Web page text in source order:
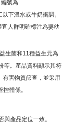
號為
下溫水或牛奶衝調。
人群明確標注為嬰幼
生菌和11種益生元為
等。產品資料顯示其符
害物質篩查，並采用
體係。
產品定位一致。